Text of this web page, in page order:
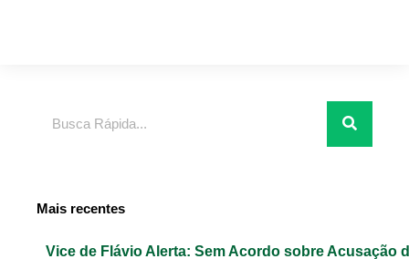
Mais recentes
Vice de Flávio Alerta: Sem Acordo sobre Acusação